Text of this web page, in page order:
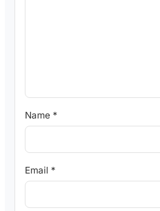
Name *
Email *